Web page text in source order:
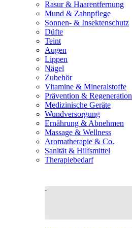
Rasur & Haarentfernung
Mund & Zahnpflege
Sonnen- & Insektenschutz
Düfte
Teint
Augen
Lippen
Nägel
Zubehör
Vitamine & Mineralstoffe
Prävention & Regeneration
Medizinische Geräte
Wundversorgung
Ernährung & Abnehmen
Massage & Wellness
Aromatherapie & Co.
Sanität & Hilfsmittel
Therapiebedarf